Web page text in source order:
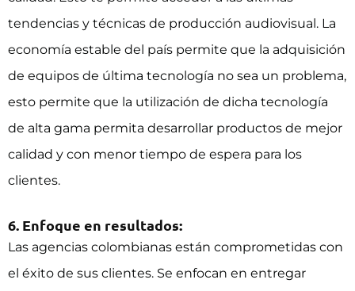
tendencias y técnicas de producción audiovisual. La
economía estable del país permite que la adquisición
de equipos de última tecnología no sea un problema,
esto permite que la utilización de dicha tecnología
de alta gama permita desarrollar productos de mejor
calidad y con menor tiempo de espera para los
clientes.
6. Enfoque en resultados:
Las agencias colombianas están comprometidas con
el éxito de sus clientes. Se enfocan en entregar